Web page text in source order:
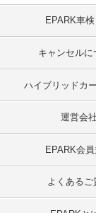
EPARK車
キャンセルに
ハイブリッドカ
運営会社
EPARK会
よくあるご